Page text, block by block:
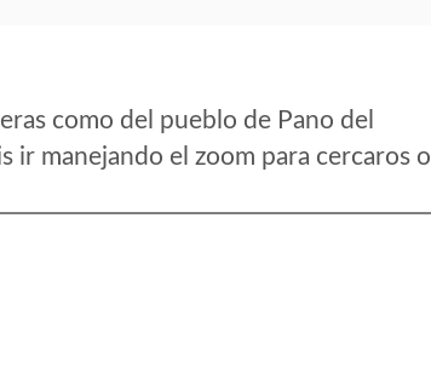
como del pueblo de Pano del
ir manejando el zoom para cercaros o